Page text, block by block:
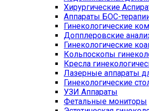
Хирургические
Аппараты БОС-
Гинекологические
Допплеровские
Гинекологические
Кольпоскопы
Кресла
Лазерные аппараты
Гинекологические
УЗИ Аппараты
Фетальные мониторы